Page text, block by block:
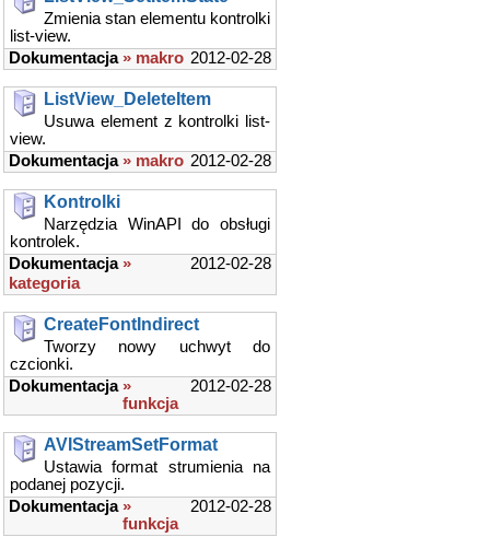
Zmienia stan elementu kontrolki
list-view.
2012-02-28
Dokumentacja » makro
ListView_DeleteItem
Usuwa element z kontrolki list-
view.
2012-02-28
Dokumentacja » makro
Kontrolki
Narzędzia WinAPI do obsługi
kontrolek.
2012-02-28
Dokumentacja »
kategoria
CreateFontIndirect
Tworzy nowy uchwyt do
czcionki.
2012-02-28
Dokumentacja »
funkcja
AVIStreamSetFormat
Ustawia format strumienia na
podanej pozycji.
2012-02-28
Dokumentacja »
funkcja